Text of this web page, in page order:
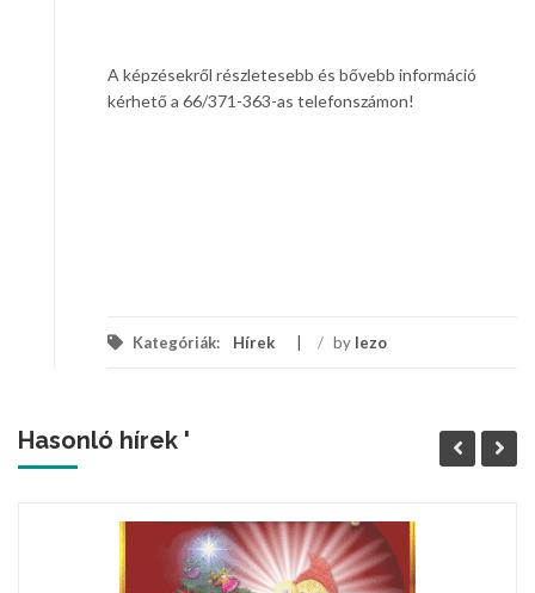
A képzésekről részletesebb és bővebb információ
kérhető a 66/371-363-as telefonszámon!
Kategóriák: Hírek / by lezo
Hasonló hírek '